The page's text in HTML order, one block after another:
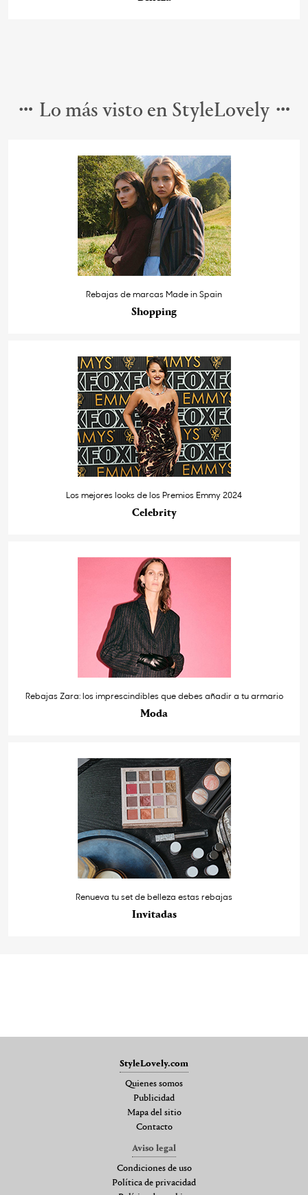
Lo más visto en StyleLovely
Rebajas de marcas Made in Spain
Shopping
Los mejores looks de los Premios Emmy 2024
Celebrity
Rebajas Zara: los imprescindibles que debes añadir a tu armario
Moda
Renueva tu set de belleza estas rebajas
Invitadas
StyleLovely.com
Quienes somos
Publicidad
Mapa del sitio
Contacto
Aviso legal
Condiciones de uso
Política de privacidad